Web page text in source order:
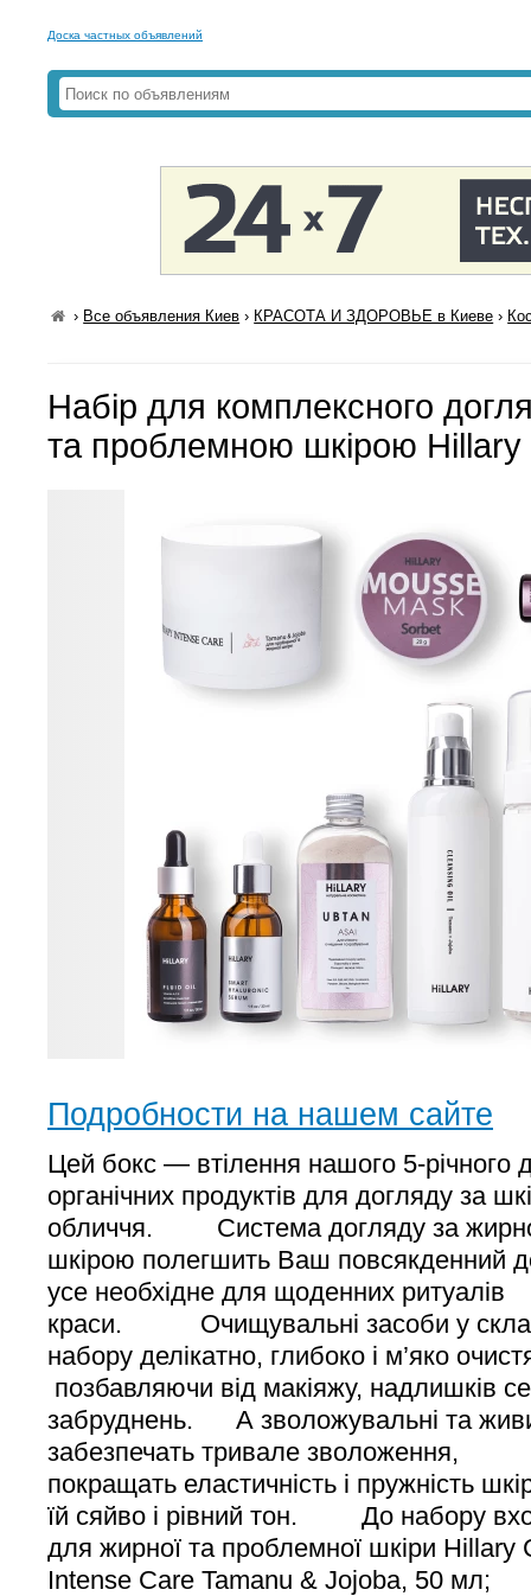
Доска частных объявлений
› Все объявления Киев › КРАСОТА И ЗДОРОВЬЕ в Киеве ›
Набір для комплексного
та проблемною шкірою Hillary
Подробности на нашем сайте
Цей бокс — втілення нашого 5-річного
органічних продуктів для догляду за
обличчя. Система догляду за
шкірою полегшить Ваш повсякденний
усе необхідне для щоденних ритуалів
краси. Очищувальні засоби у
набору делікатно, глибоко і м’яко
позбавляючи від макіяжу, надлишків
забруднень. А зволожувальні та
забезпечать тривале зволоження,
покращать еластичність і пружність
їй сяйво і рівний тон. До
для жирної та проблемної шкіри Hillary
Intense Сare Tamanu & Jojoba, 50